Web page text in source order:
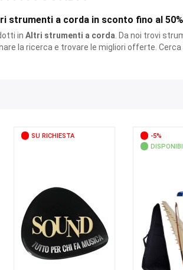
strumenti a corda in sconto fino al
in Altri strumenti a corda . Da noi trovi
la ricerca e trovare le migliori offerte.
SU RICHIESTA
-5%